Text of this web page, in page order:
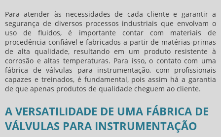
Para atender às necessidades de cada cliente e garantir a
segurança de diversos processos industriais que envolvam o
uso de fluidos, é importante contar com materiais de
procedência confiável e fabricados a partir de matérias-primas
de alta qualidade, resultando em um produto resistente à
corrosão e altas temperaturas. Para isso, o contato com uma
fábrica de válvulas para instrumentação, com profissionais
capazes e treinados, é fundamental, pois assim há a garantia
de que apenas produtos de qualidade cheguem ao cliente.
A VERSATILIDADE DE UMA FÁBRICA DE
VÁLVULAS PARA INSTRUMENTAÇÃO